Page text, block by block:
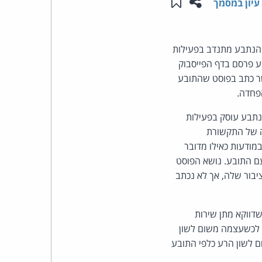
עיון במסמך
הנתבע מתנדב בפעילות
פרסם בדף הפייסבוק
כתב בפוסט שהתובע
עוסק בפעילות
של התקשורת
כאילו מדובר
התובע. נושא הפוסט
שלה, אך לא נכתב
מתן שירות
לכשעצמה משום לשון
לשון הרע כלפי התובע